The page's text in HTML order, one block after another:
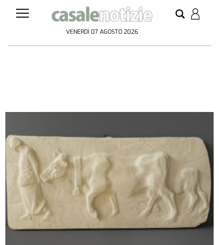
VENERDÌ 07 AGOSTO 2026